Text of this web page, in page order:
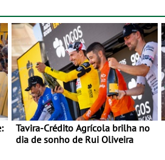
Tavira-Crédito Agrícola brilha no
dia de sonho de Rui Oliveira